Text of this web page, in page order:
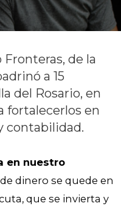
de la
a 15
del Rosario, en
fortalecerlos en
contabilidad.
en nuestro
dinero se quede en
que se invierta y